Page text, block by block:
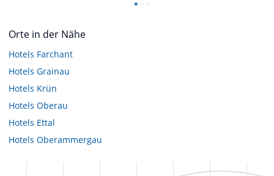
Orte in der Nähe
Hotels Farchant
Hotels Grainau
Hotels Krün
Hotels Oberau
Hotels Ettal
Hotels Oberammergau